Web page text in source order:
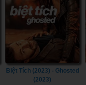
Biệt Tích (2023) - Ghosted
(2023)